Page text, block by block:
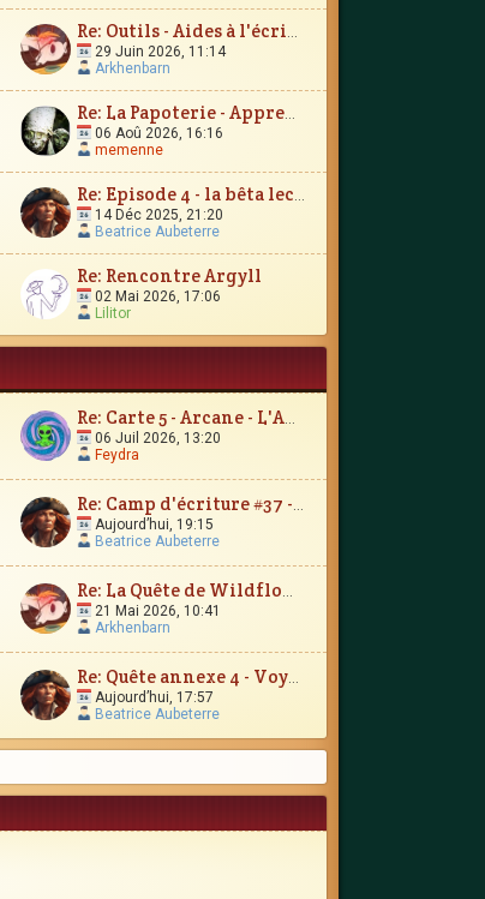
Re: Outils - Aides à l'écriture
29 Juin 2026, 11:14
Arkhenbarn
Re: La Papoterie - Apprendre en publiant en ligne ?
06 Aoû 2026, 16:16
memenne
Re: Episode 4 - la bêta lecture
14 Déc 2025, 21:20
Beatrice Aubeterre
Re: Rencontre Argyll
02 Mai 2026, 17:06
Lilitor
Re: Carte 5 - Arcane - L'Amour Immortel
06 Juil 2026, 13:20
Feydra
Re: Camp d'écriture #37 - Le Trésor d'Encrépine
Aujourd’hui, 19:15
Beatrice Aubeterre
Re: La Quête de Wildflower et JunimarionH
21 Mai 2026, 10:41
Arkhenbarn
Re: Quête annexe 4 - Voyages et contrées lointaines
Aujourd’hui, 17:57
Beatrice Aubeterre